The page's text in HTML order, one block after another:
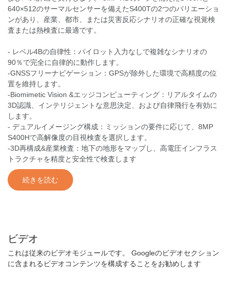
640×512のサーマルセンサーを備えたS400Tの2つのバリエーショ
ンがあり、産業、都市、または災害反応シナリオの正確な視覚検
査または熱検査に最適です。
- レベル4Bの自律性：パイロット入力なしで複雑なシナリオの
90％で完全に自律的に動作します。
-GNSSフリーナビゲーション：GPSが除外した環境で高精度の位
置を維持します。
-Biomimetic Vision &エッジコンピューティング：リアルタイムの
3D認識、インテリジェントな意思決定、および自律飛行を有効に
します。
- デュアルイメージング構成：ミッションの要件に応じて、8MP
S400Hで高解像度の目視検査を選択します。
-3D再構成&産業検査：地下の地形をマップし、高電圧インフラス
トラクチャを精度と安全性で検査します
続きを読む
ビデオ
これは従来のビデオモジュールです。 Googleのビデオセクション
に含まれるビデオコンテンツを構成することをお勧めします